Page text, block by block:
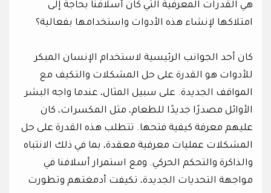
هي القدرات المعرفية التي كان أسلافنا بحاجة إلى
امتلاكها لإنشاء هذه الأدوات واستخدامها بفعالية؟
كان أحد الجوانب الرئيسية لاستخدام الإنسان المبكر
للأدوات هو القدرة على حل المشكلات والتكيف مع
المواقف الجديدة. على سبيل المثال، عندما واجه البشر
الأوائل مصدرًا جديدًا للطعام، مثل المكسرات، كان
عليهم معرفة كيفية فتحها. تتطلب هذه القدرة على حل
المشكلات عمليات معرفية معقدة، بما في ذلك الانتباه
والذاكرة والتحكم الحركي. ومع استمرار أسلافنا في
مواجهة التحديات الجديدة، تكيفت أدمغتهم وتطورت